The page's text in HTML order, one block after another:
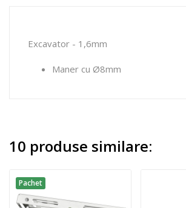
Excavator - 1,6mm
Maner cu Ø8mm
10 produse similare:
Pachet